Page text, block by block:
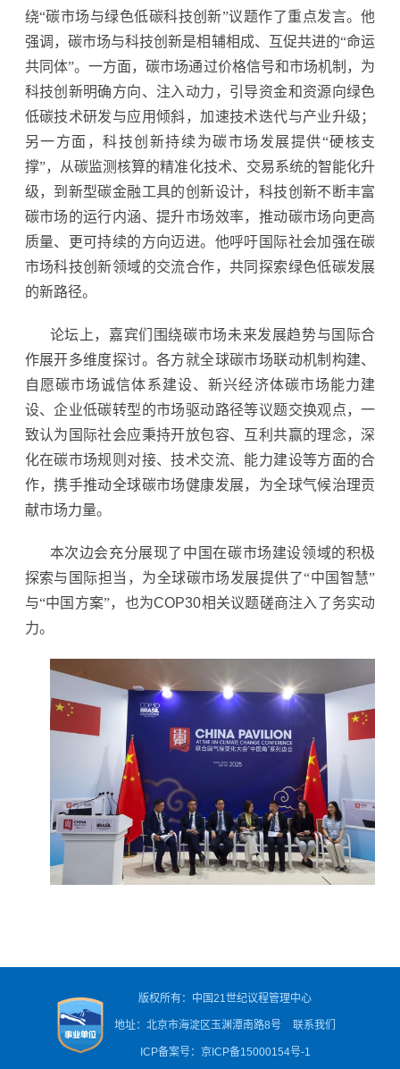
绕“碳市场与绿色低碳科技创新”议题作了重点发言。他
强调，碳市场与科技创新是相辅相成、互促共进的“命运
共同体”。一方面，碳市场通过价格信号和市场机制，为
科技创新明确方向、注入动力，引导资金和资源向绿色
低碳技术研发与应用倾斜，加速技术迭代与产业升级；
另一方面，科技创新持续为碳市场发展提供“硬核支
撑”，从碳监测核算的精准化技术、交易系统的智能化升
级，到新型碳金融工具的创新设计，科技创新不断丰富
碳市场的运行内涵、提升市场效率，推动碳市场向更高
质量、更可持续的方向迈进。他呼吁国际社会加强在碳
市场科技创新领域的交流合作，共同探索绿色低碳发展
的新路径。
论坛上，嘉宾们围绕碳市场未来发展趋势与国际合
作展开多维度探讨。各方就全球碳市场联动机制构建、
自愿碳市场诚信体系建设、新兴经济体碳市场能力建
设、企业低碳转型的市场驱动路径等议题交换观点，一
致认为国际社会应秉持开放包容、互利共赢的理念，深
化在碳市场规则对接、技术交流、能力建设等方面的合
作，携手推动全球碳市场健康发展，为全球气候治理贡
献市场力量。
本次边会充分展现了中国在碳市场建设领域的积极
探索与国际担当，为全球碳市场发展提供了“中国智慧”
与“中国方案”，也为COP30相关议题磋商注入了务实动
力。
版权所有：中国21世纪议程管理中心
地址：北京市海淀区玉渊潭南路8号 联系我们
ICP备案号：京ICP备15000154号-1